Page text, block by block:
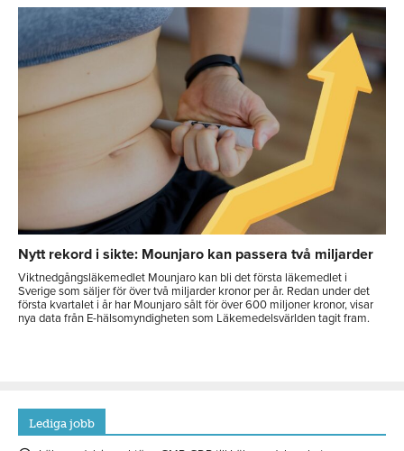
Nytt rekord i sikte: Mounjaro kan passera två miljarder
Viktnedgångsläkemedlet Mounjaro kan bli det första läkemedlet i
Sverige som säljer för över två miljarder kronor per år. Redan under det
första kvartalet i år har Mounjaro sålt för över 600 miljoner kronor, visar
nya data från E-hälsomyndigheten som Läkemedelsvärlden tagit fram.
Lediga jobb